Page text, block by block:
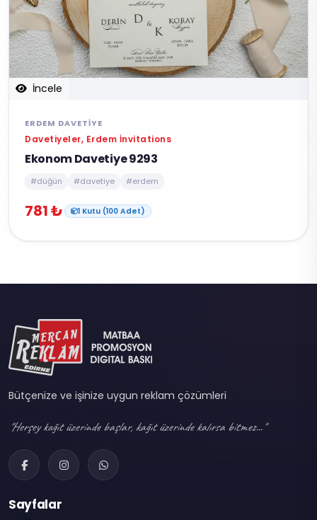
İncele
ERDEM DAVETIYE
Davetiyeler, Erdem İnvitations
Ekonom Davetiye 9293
#düğün #davetiye #erdem
781 ₺ 1 Kutu (100 Adet)
Bütçenize ve işinize uygun reklam çözümleri
"Herşey kağıt üzerinde başlar, kağıt üzerinde kalırsa bitmez..."
Sayfalar